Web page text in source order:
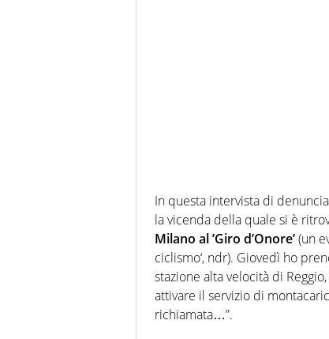
In questa intervista di
la vicenda della quale si è
Milano al ’Giro d’Onore’(un
ciclismo‘, ndr). Giovedì ho
stazione alta velocità di
attivare il servizio di
richiamata…”.